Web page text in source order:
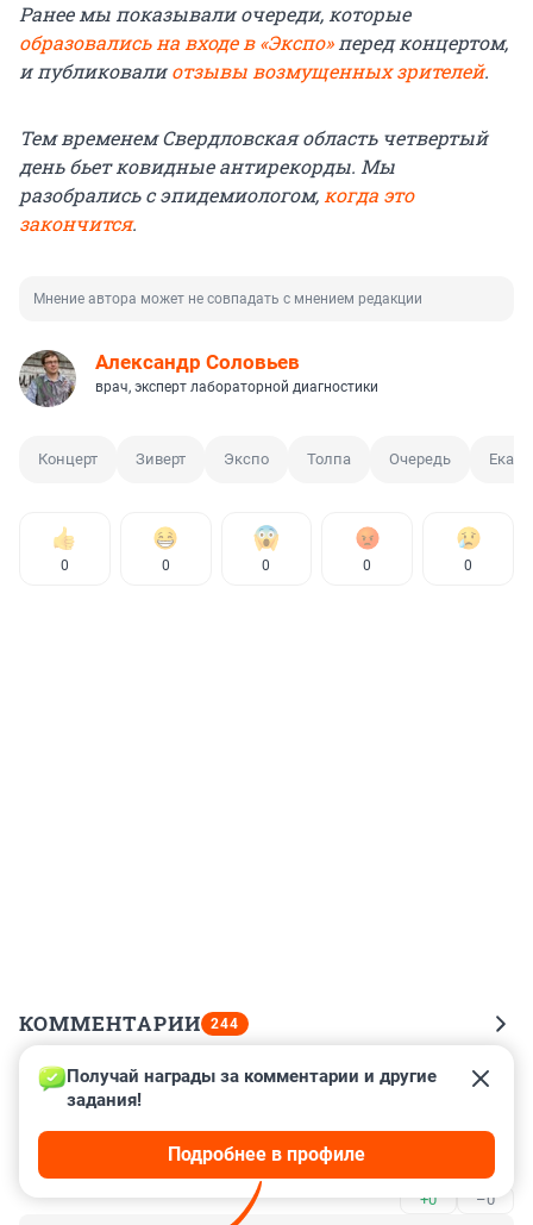
Ранее мы показывали очереди, которые
образовались на входе в «Экспо»перед концертом,
и публиковалиотзывы возмущенных зрителей.
Тем временем Свердловская область четвертый
день бьет ковидные антирекорды. Мы
разобрались с эпидемиологом,когда это
закончится.
Мнение автора может не совпадать с мнением редакции
Александр Соловьев
врач, эксперт лабораторной диагностики
Концерт Зиверт Экспо Толпа Очередь
0 0 0 0 0
КОММЕНТАРИИ 244
Гость
22 октября 2021, 23:30
Маразм с изнанкой все равно маразм - это - раша
тудей марго симоньян
+0 –0
Получай награды за комментарии и другие
задания!
Подробнее в профиле